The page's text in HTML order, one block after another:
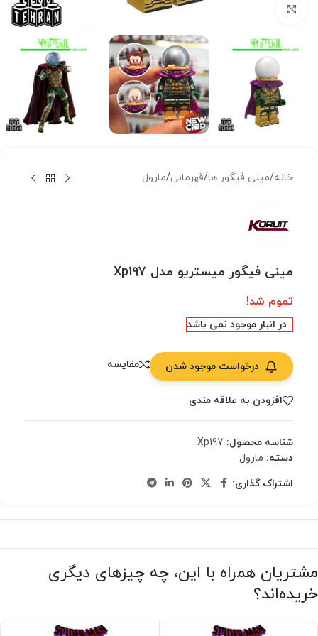
خانه/مینی فیگور ها/قهرمانی/مارول
مینی فیگور میستریو مدل Xp197
تموم شد!
در انبار موجود نمی باشد
درخواست موجود شدن مقایسه
افزودن به علاقه مندی
شناسه محصول: Xp197
دسته: مارول
اشتراک گذاری:
مشتریان همراه با این، چه چیزهای دیگری
خریده‌اند؟